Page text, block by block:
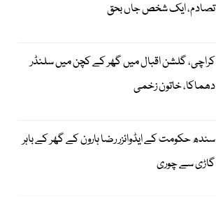
تصادم، ایک شخص جاں بحق
کراچی، گلشن اقبال میں گھر کے کچن میں سلنڈر
دھماکا، خاتون زخمی
سندھ حکومت کے ایڈوائزر رضا ہارون کے گھر کے باہر
گاڑی سے چوری